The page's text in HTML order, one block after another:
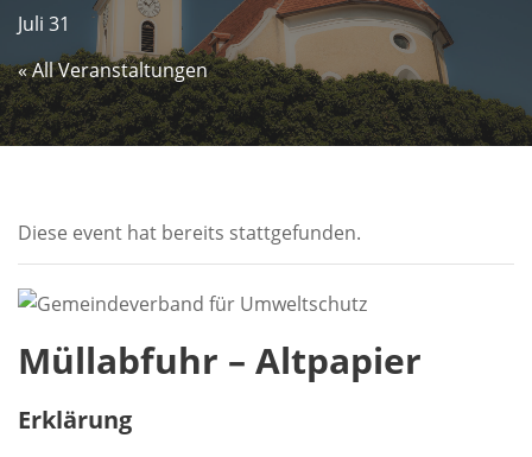
Juli 31
« All Veranstaltungen
Diese event hat bereits stattgefunden.
Müllabfuhr – Altpapier
Erklärung